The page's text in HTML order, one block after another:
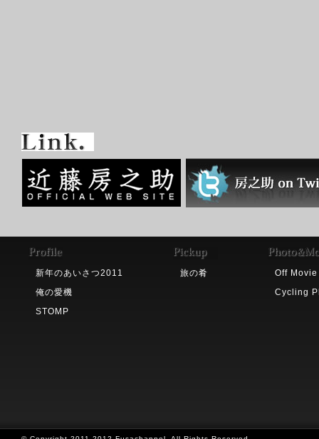
新年のあいさつ2011
俺の愛機
STOMP
旅の肴
Off Movie
Cycling